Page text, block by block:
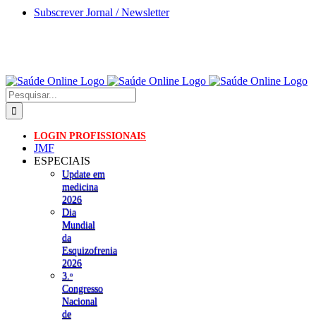
Skip
Subscrever Jornal / Newsletter
Pesquisar
LOGIN PROFISSIONAIS
JMF
ESPECIAIS
Update em
medicina
2026
Dia
Mundial
da
Esquizofrenia
2026
3.ᵒ
Congresso
Nacional
de